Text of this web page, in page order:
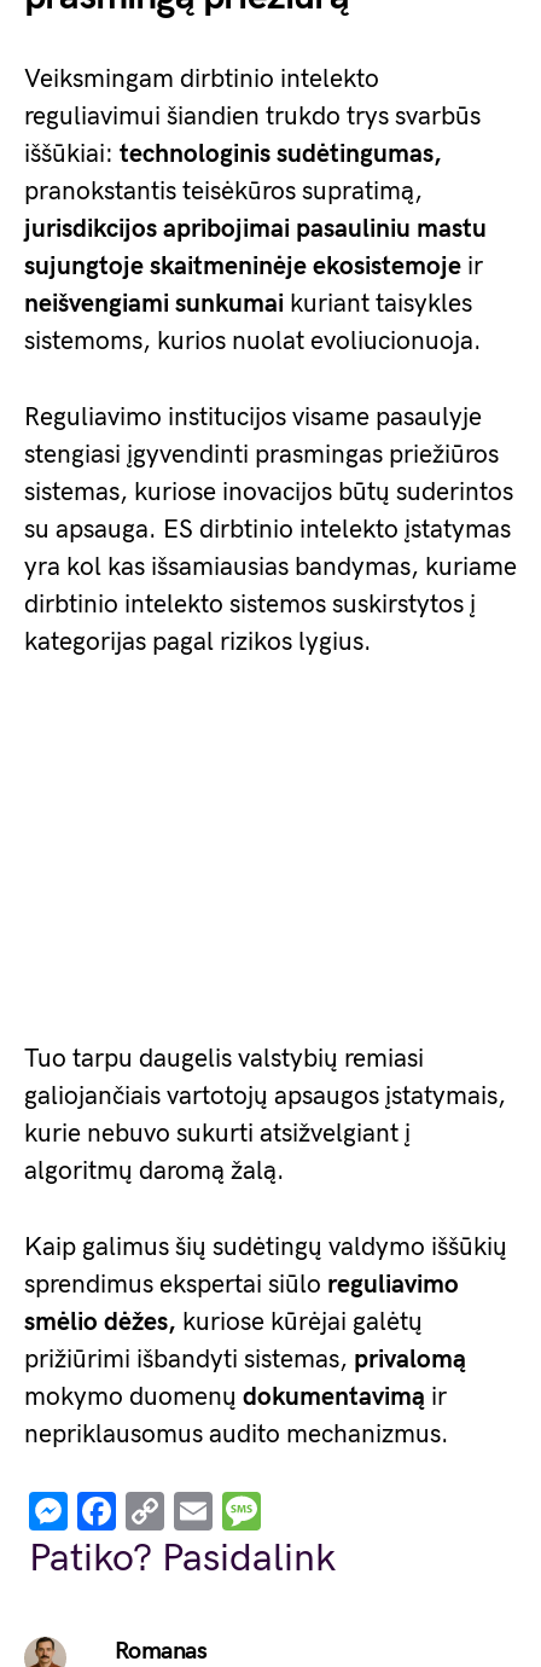
Veiksmingam dirbtinio intelekto
reguliavimui šiandien trukdo trys svarbūs
iššūkiai: technologinis sudėtingumas,
pranokstantis teisėkūros supratimą,
jurisdikcijos apribojimai pasauliniu mastu
sujungtoje skaitmeninėje ekosistemoje ir
neišvengiami sunkumai kuriant taisykles
sistemoms, kurios nuolat evoliucionuoja.
Reguliavimo institucijos visame pasaulyje
stengiasi įgyvendinti prasmingas priežiūros
sistemas, kuriose inovacijos būtų suderintos
su apsauga. ES dirbtinio intelekto įstatymas
yra kol kas išsamiausias bandymas, kuriame
dirbtinio intelekto sistemos suskirstytos į
kategorijas pagal rizikos lygius.
Tuo tarpu daugelis valstybių remiasi
galiojančiais vartotojų apsaugos įstatymais,
kurie nebuvo sukurti atsižvelgiant į
algoritmų daromą žalą.
Kaip galimus šių sudėtingų valdymo iššūkių
sprendimus ekspertai siūlo reguliavimo
smėlio dėžes, kuriose kūrėjai galėtų
prižiūrimi išbandyti sistemas, privalomą
mokymo duomenų dokumentavimą ir
nepriklausomus audito mechanizmus.
Messenger
Facebook
Copy
Link
Email
Patiko? Pasidalink
Romanas